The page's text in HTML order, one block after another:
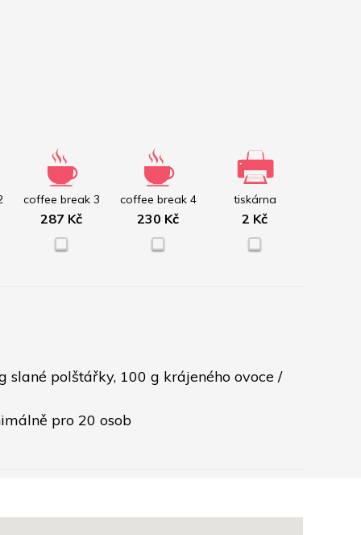
coffee break 3
287 Kč
coffee break 4
230 Kč
tiskárna
2 Kč
polštářky, 100 g krájeného ovoce /
pro 20 osob